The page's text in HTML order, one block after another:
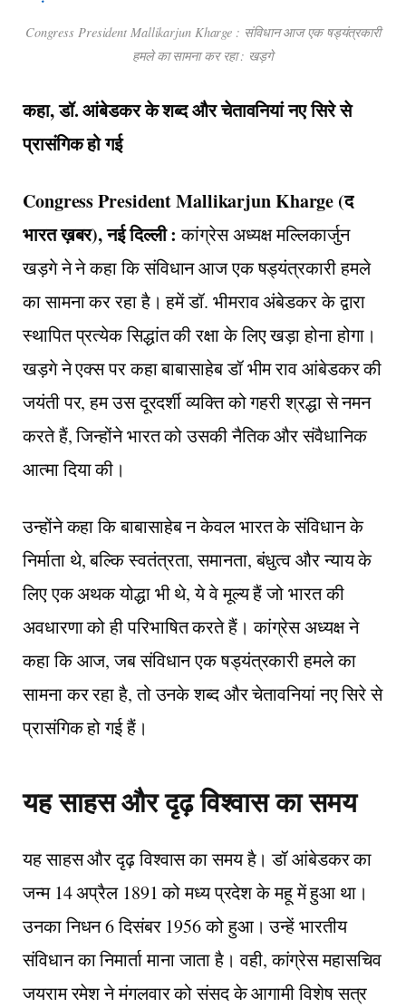
Congress President Mallikarjun Kharge : संविधान आज एक षड्यंत्रकारी
हमले का सामना कर रहा : खड़गे
कहा, डॉ. आंबेडकर के शब्द और चेतावनियां नए सिरे से
प्रासंगिक हो गई
Congress President Mallikarjun Kharge (द
भारत ख़बर), नई दिल्ली : कांग्रेस अध्यक्ष मल्लिकार्जुन
खड़गे ने ने कहा कि संविधान आज एक षड्यंत्रकारी हमले
का सामना कर रहा है। हमें डॉ. भीमराव अंबेडकर के द्वारा
स्थापित प्रत्येक सिद्धांत की रक्षा के लिए खड़ा होना होगा।
खड़गे ने एक्स पर कहा बाबासाहेब डॉ भीम राव आंबेडकर की
जयंती पर, हम उस दूरदर्शी व्यक्ति को गहरी श्रद्धा से नमन
करते हैं, जिन्होंने भारत को उसकी नैतिक और संवैधानिक
आत्मा दिया की।
उन्होंने कहा कि बाबासाहेब न केवल भारत के संविधान के
निर्माता थे, बल्कि स्वतंत्रता, समानता, बंधुत्व और न्याय के
लिए एक अथक योद्धा भी थे, ये वे मूल्य हैं जो भारत की
अवधारणा को ही परिभाषित करते हैं। कांग्रेस अध्यक्ष ने
कहा कि आज, जब संविधान एक षड्यंत्रकारी हमले का
सामना कर रहा है, तो उनके शब्द और चेतावनियां नए सिरे से
प्रासंगिक हो गई हैं।
यह साहस और दृढ़ विश्वास का समय
यह साहस और दृढ़ विश्वास का समय है। डॉ आंबेडकर का
जन्म 14 अप्रैल 1891 को मध्य प्रदेश के महू में हुआ था।
उनका निधन 6 दिसंबर 1956 को हुआ। उन्हें भारतीय
संविधान का निमार्ता माना जाता है। वही, कांग्रेस महासचिव
जयराम रमेश ने मंगलवार को संसद के आगामी विशेष सत्र